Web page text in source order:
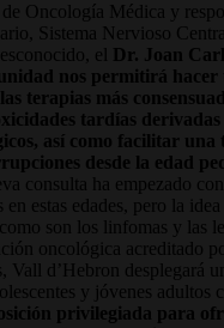
Oncología Médica y
Sistema Nervioso
el
Dr. Joan
nos permitirá hacer
terapias más
tardías derivadas
así como facilitar una
desde la edad
consulta ha empezado
en estas edades, pero la
son los linfomas y las
oncológica acreditado
Vall d’Hebron desplegará
y jóvenes adultos
privilegiada para